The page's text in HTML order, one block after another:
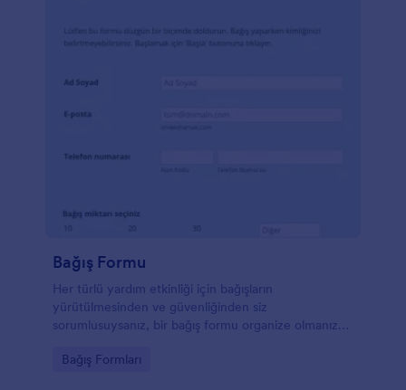
Bağış Formu
Her türlü yardım etkinliği için bağışların
yürütülmesinden ve güvenliğinden siz
sorumlusuysanız, bir bağış formu organize olmanıza
herhangi bir kişi veya kuruluştan bağış toplamak için
Go to Category:
Bağış Formları